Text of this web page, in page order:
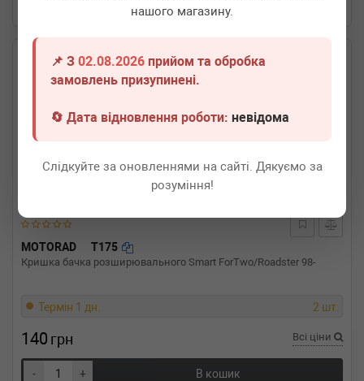
нашого магазину.
📌 З02.08.2026 прийом та обробка
замовлень призупинені.
🔄 Дата відновлення роботи:невідома
Слідкуйте за оновленнями на сайті. Дякуємо за
розуміння!
MOTORAD T175
Кришка бачка розширювального Smart ForTwo/Roadster 98-
Термін 1 дн. 2 шт.
140 грн Всі ціни
- + В кошик